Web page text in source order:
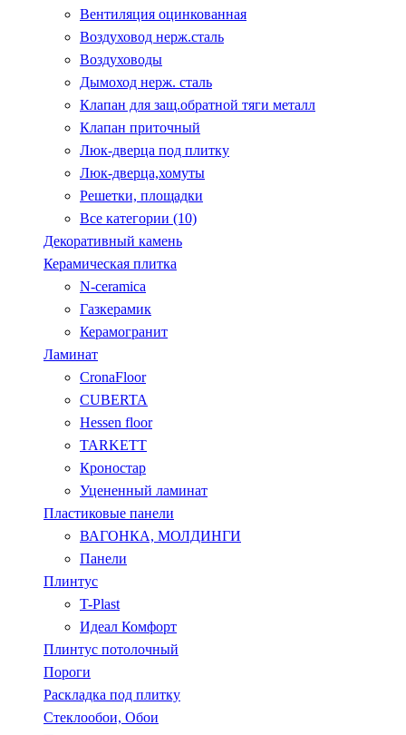
Вентиляция оцинкованная
Воздуховод нерж.сталь
Воздуховоды
Дымоход нерж. сталь
Клапан для защ.обратной тяги металл
Клапан приточный
Люк-дверца под плитку
Люк-дверца,хомуты
Решетки, площадки
Все категории (10)
Декоративный камень
Керамическая плитка
N-ceramica
Газкерамик
Керамогранит
Ламинат
CronaFloor
CUBERTA
Hessen floor
TARKETT
Кроностар
Уцененный ламинат
Пластиковые панели
ВАГОНКА, МОЛДИНГИ
Панели
Плинтус
T-Plast
Идеал Комфорт
Плинтус потолочный
Пороги
Раскладка под плитку
Стеклообои, Обои